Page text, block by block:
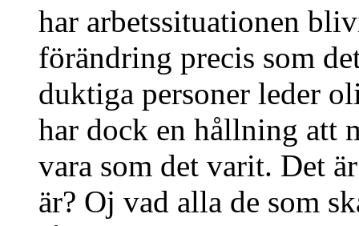
har arbetssituationen
förändring precis som
duktiga personer leder
har dock en hållning att
vara som det varit. Det
är? Oj vad alla de som